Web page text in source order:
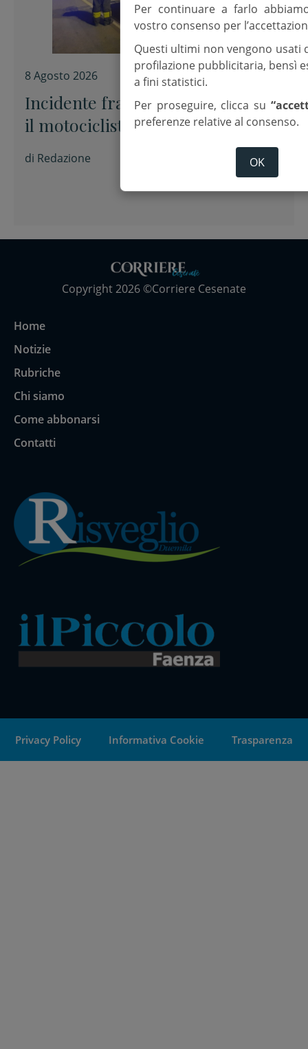
8 Agosto 2026
Incidente fra auto e moto, muore
il motociclista
di Redazione
Copyright 2026 ©Corriere Cesenate
Home
Notizie
Rubriche
Chi siamo
Come abbonarsi
Contatti
Privacy Policy Informativa Cookie Trasparenza
Per continuare a farlo
vostro consenso per
Questi ultimi non vengono usati
profilazione pubblicitaria, bensì
a fini statistici.
Per proseguire, clicca su
preferenze relative al consenso.
OK